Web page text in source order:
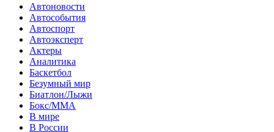
Автоновости
Автособытия
Автоспорт
Автоэксперт
Актеры
Аналитика
Баскетбол
Безумный мир
Биатлон/Лыжи
Бокс/MMA
В мире
В России